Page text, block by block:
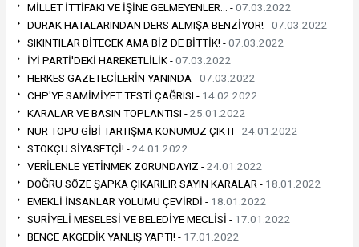
MİLLET İTTİFAKI VE İŞİNE GELMEYENLER… -07.03.2022
DURAK HATALARINDAN DERS ALMIŞA BENZİYOR! -07.03.2022
SIKINTILAR BİTECEK AMA BİZ DE BİTTİK! -07.03.2022
İYİ PARTİ'DEKİ HAREKETLİLİK -07.03.2022
HERKES GAZETECİLERİN YANINDA -07.03.2022
CHP'YE SAMİMİYET TESTİ ÇAĞRISI - 14.02.2022
KARALAR VE BASIN TOPLANTISI -25.01.2022
NUR TOPU GİBİ TARTIŞMA KONUMUZ ÇIKTI -24.01.2022
STOKÇU SİYASETÇİ! -24.01.2022
VERİLENLE YETİNMEK ZORUNDAYIZ -24.01.2022
DOĞRU SÖZE ŞAPKA ÇIKARILIR SAYIN KARALAR - 18.01.2022
EMEKLİ İNSANLAR YOLUMU ÇEVİRDİ - 18.01.2022
SURİYELİ MESELESİ VE BELEDİYE MECLİSİ - 17.01.2022
BENCE AKGEDİK YANLIŞ YAPTI! - 17.01.2022